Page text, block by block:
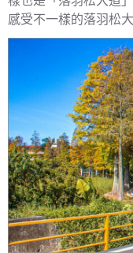
感受不一樣的落羽松